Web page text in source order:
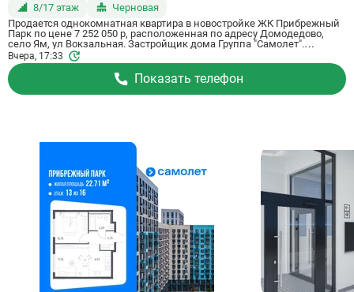
8/17 этаж
Черновая
Продается однокомнатная квартира в новостройке ЖК Прибрежный
Парк по цене 7 252 050 р, расположенная по адресу Домодедово,
село Ям, ул Вокзальная. Застройщик дома Группа "Самолет".
Квартира сдается в IV квартале 2028 года с черновой отделкой, в 23
минутах на машине от метро Домодедовская. Общая площадь
квартиры - 38.79 м². Этаж 8 из 17. ID квартиры на СтройкиРУ 801185,
сообщите его когда будете звонить.
Вчера, 17:33
Показать телефон